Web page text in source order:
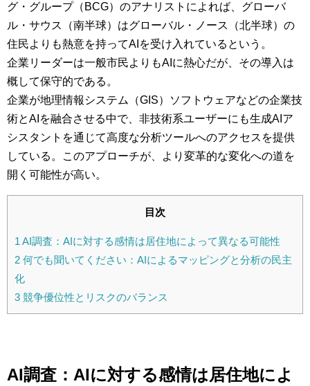
グ・グループ（BCG）のアナリストによれば、グローバ
ル・サウス（南半球）はグローバル・ノース（北半球）の
住民よりも熱意を持ってAIを受け入れているという。
企業リーダーは一般市民よりもAIに熱心だが、その導入は
概して保守的である。
企業が地理情報システム（GIS）ソフトウェアなどの企業技
術とAIを融合させる中で、非技術系ユーザーにも生成AIア
シスタントを通じて高度な分析ツールへのアクセスを提供
している。このアプローチが、より変革的な変化への道を
開く可能性が高い。
目次
1 AI調査：AIに対する感情は居住地によって異なる可能性
2 何でも聞いてください：AIによるマッピングと分析の民主
化
3 競争優位性とリスクのバランス
AI調査：AIに対する感情は居住地によ